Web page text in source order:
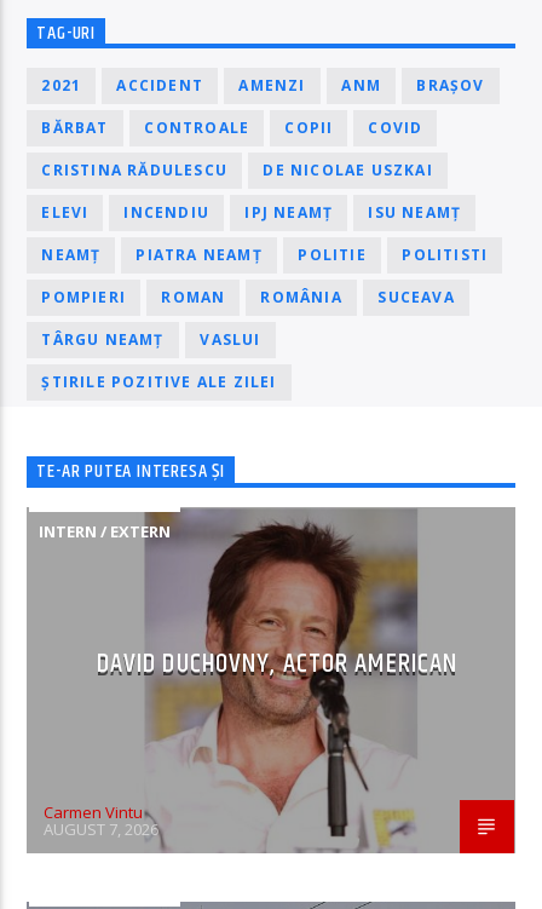
TAG-URI
2021 ACCIDENT AMENZI ANM BRAȘOV
BĂRBAT CONTROALE COPII COVID
CRISTINA RĂDULESCU DE NICOLAE USZKAI
ELEVI INCENDIU IPJ NEAMȚ ISU NEAMȚ
NEAMȚ PIATRA NEAMȚ POLITIE POLITISTI
POMPIERI ROMAN ROMÂNIA SUCEAVA
TÂRGU NEAMȚ VASLUI
ȘTIRILE POZITIVE ALE ZILEI
TE-AR PUTEA INTERESA ȘI
INTERN / EXTERN
DAVID DUCHOVNY, ACTOR AMERICAN
Carmen Vintu
AUGUST 7, 2026